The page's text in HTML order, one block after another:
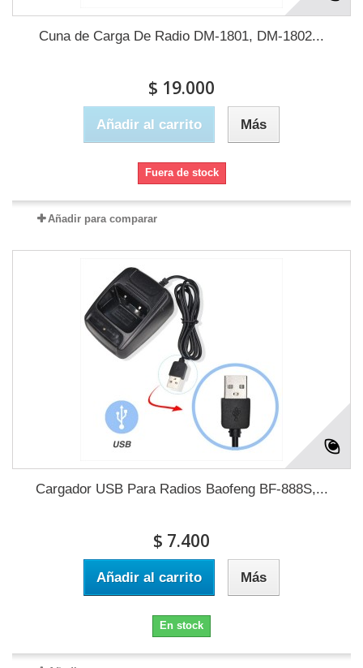
Cuna de Carga De Radio DM-1801, DM-1802...
$ 19.000
Añadir al carrito Más
Fuera de stock
Añadir para comparar
Cargador USB Para Radios Baofeng BF-888S,...
$ 7.400
Añadir al carrito Más
En stock